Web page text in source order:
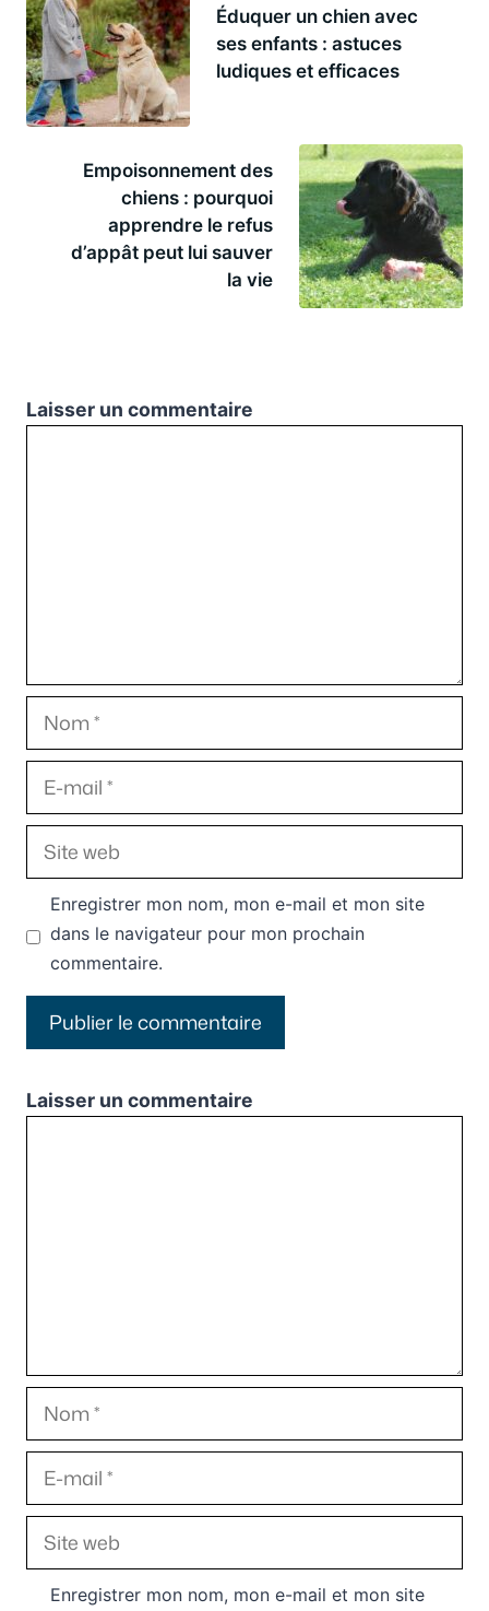
Éduquer un chien avec
ses enfants : astuces
ludiques et efficaces
Empoisonnement des
chiens : pourquoi
apprendre le refus
d’appât peut lui sauver
la vie
Laisser un commentaire
Nom
E-
mail
Site
web
Enregistrer mon nom, mon e-mail et mon site
dans le navigateur pour mon prochain
commentaire.
Laisser un commentaire
Nom
E-
mail
Site
web
Enregistrer mon nom, mon e-mail et mon site